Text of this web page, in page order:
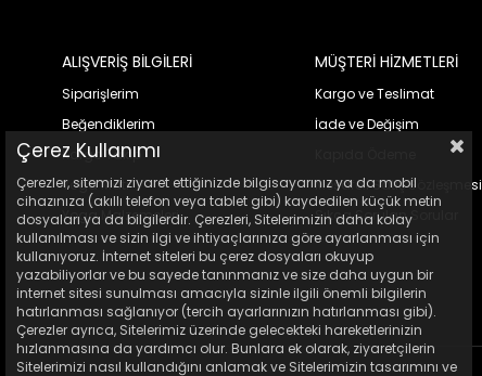
ALIŞVERİŞ BİLGİLERİ
Siparişlerim
Beğendiklerim
Kargo Takip
Yoga Matı
Yoga Malzemeleri
MÜŞTERİ HİZMETLERİ
Kargo ve Teslimat
İade ve Değişim
Mesafeli Satış Sözleşmesi
Sıkça Sorulan Sorular
Çerez Kullanımı
Çerezler, sitemizi ziyaret ettiğinizde bilgisayarınız ya da mobil
cihazınıza (akıllı telefon veya tablet gibi) kaydedilen küçük metin
dosyaları ya da bilgilerdir. Çerezleri, Sitelerimizin daha kolay
kullanılması ve sizin ilgi ve ihtiyaçlarınıza göre ayarlanması için
kullanıyoruz. İnternet siteleri bu çerez dosyaları okuyup
yazabiliyorlar ve bu sayede tanınmanız ve size daha uygun bir
internet sitesi sunulması amacıyla sizinle ilgili önemli bilgilerin
hatırlanması sağlanıyor (tercih ayarlarınızın hatırlanması gibi).
Çerezler ayrıca, Sitelerimiz üzerinde gelecekteki hareketlerinizin
hızlanmasına da yardımcı olur. Bunlara ek olarak, ziyaretçilerin
Sitelerimizi nasıl kullandığını anlamak ve Sitelerimizin tasarımını ve